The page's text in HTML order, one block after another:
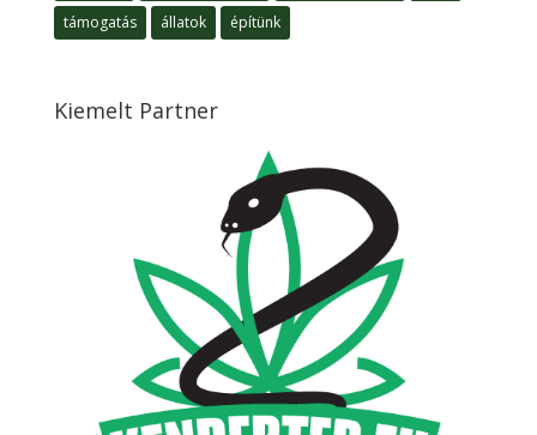
támogatás
állatok építünk
Kiemelt Partner